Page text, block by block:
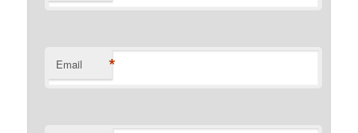
Email *